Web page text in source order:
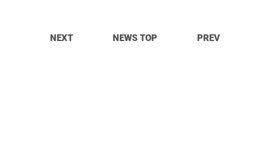
NEXT NEWS TOP PREV